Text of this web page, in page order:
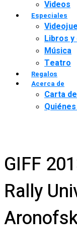
Videos
Especiales
Libros
Música
Teatro
Regalos
Acerca de
Carta
GIFF
Rally